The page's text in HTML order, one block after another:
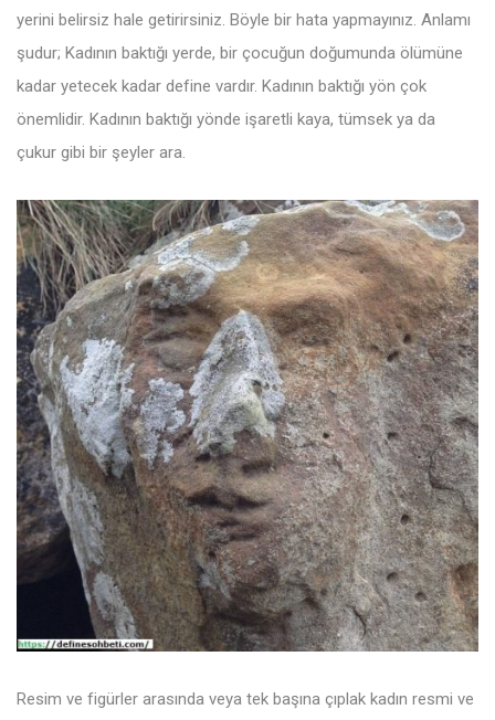
yerini belirsiz hale getirirsiniz. Böyle bir hata yapmayınız. Anlamı
şudur; Kadının baktığı yerde, bir çocuğun doğumunda ölümüne
kadar yetecek kadar define vardır. Kadının baktığı yön çok
önemlidir. Kadının baktığı yönde işaretli kaya, tümsek ya da
çukur gibi bir şeyler ara.
Resim ve figürler arasında veya tek başına çıplak kadın resmi ve